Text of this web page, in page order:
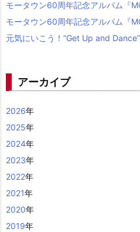
モータウン60周年記念アルバム『
モータウン60周年記念アルバム『
元気にいこう！”Get Up and
アーカイブ
2026年
2025年
2024年
2023年
2022年
2021年
2020年
2019年